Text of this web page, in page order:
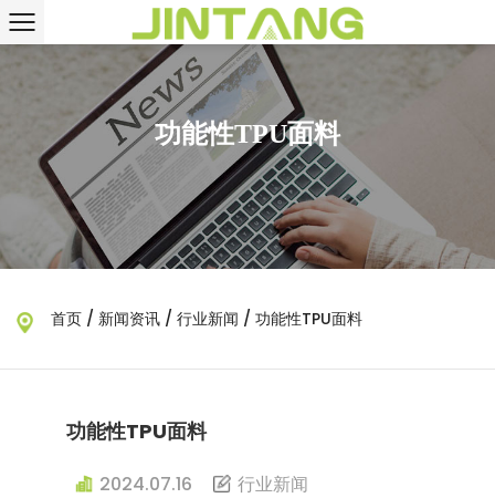
功能性TPU面料
首页 / 新闻资讯 / 行业新闻 / 功能性TPU面料
功能性TPU面料
2024.07.16
行业新闻